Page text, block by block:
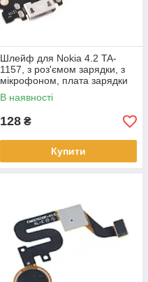
Шлейф для Nokia 4.2 TA-
1157, з роз'ємом зарядки, з
мікрофоном, плата зарядки
В наявності
128 ₴
Купити